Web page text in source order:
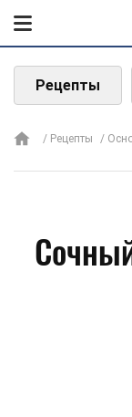
Рецепты
Рецепты